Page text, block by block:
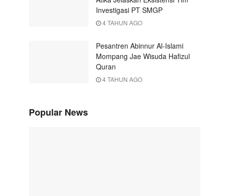
Investigasi PT SMGP
4 TAHUN AGO
Pesantren Abinnur Al-Islami
Mompang Jae Wisuda Hafizul
Quran
4 TAHUN AGO
Popular News